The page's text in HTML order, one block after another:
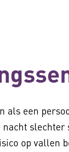
als een
slechter
op vallen